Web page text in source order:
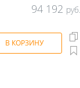
94 192 руб.
В КОРЗИНУ